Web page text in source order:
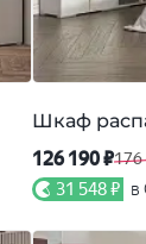
Шкаф
126 190 ₽176
31 548 ₽ в